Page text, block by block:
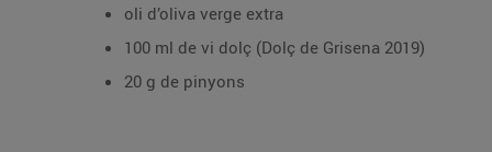
oli d’oliva verge extra
100 ml de vi dolç (Dolç de Grisena 2019)
20 g de pinyons